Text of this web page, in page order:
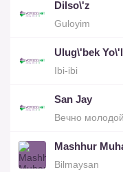
Dilso\'z
Guloyim
Ulug\'bek
Ibi-ibi
San Jay
Вечно молодой
Mashhur
Bilmaysan